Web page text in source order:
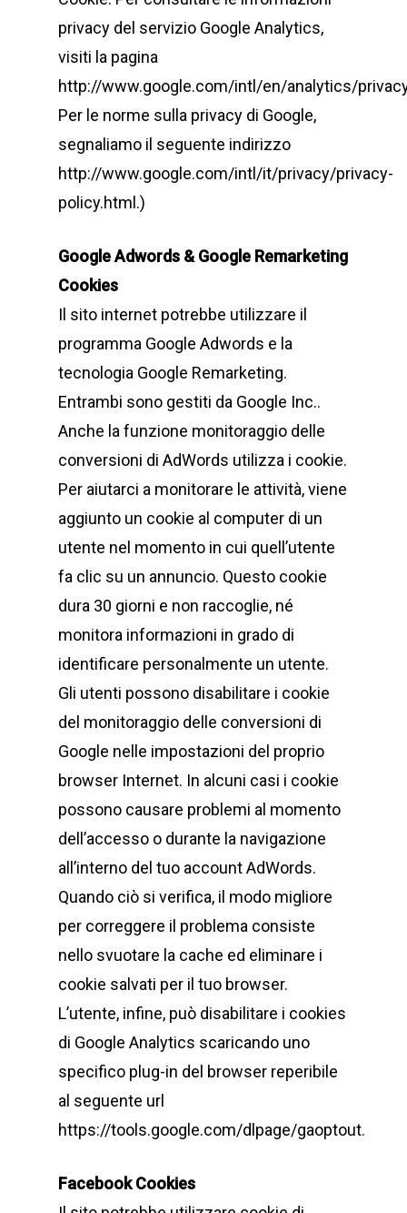
privacy del servizio Google Analytics,
visiti la pagina
http://www.google.com/intl/en/analytics/
Per le norme sulla privacy di Google,
segnaliamo il seguente indirizzo
http://www.google.com/intl/it/privacy/privacy-
policy.html.)
Google Adwords & Google Remarketing
Cookies
Il sito internet potrebbe utilizzare il
programma Google Adwords e la
tecnologia Google Remarketing.
Entrambi sono gestiti da Google Inc..
Anche la funzione monitoraggio delle
conversioni di AdWords utilizza i cookie.
Per aiutarci a monitorare le attività, viene
aggiunto un cookie al computer di un
utente nel momento in cui quell’utente
fa clic su un annuncio. Questo cookie
dura 30 giorni e non raccoglie, né
monitora informazioni in grado di
identificare personalmente un utente.
Gli utenti possono disabilitare i cookie
del monitoraggio delle conversioni di
Google nelle impostazioni del proprio
browser Internet. In alcuni casi i cookie
possono causare problemi al momento
dell’accesso o durante la navigazione
all’interno del tuo account AdWords.
Quando ciò si verifica, il modo migliore
per correggere il problema consiste
nello svuotare la cache ed eliminare i
cookie salvati per il tuo browser.
L’utente, infine, può disabilitare i cookies
di Google Analytics scaricando uno
specifico plug-in del browser reperibile
al seguente url
https://tools.google.com/dlpage/gaoptout.
Facebook Cookies